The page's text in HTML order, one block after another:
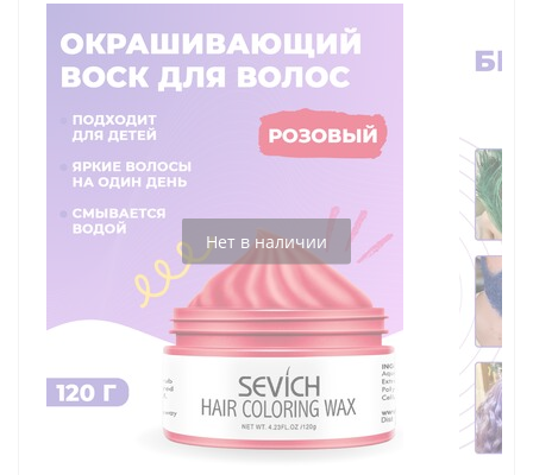
Нет в наличии